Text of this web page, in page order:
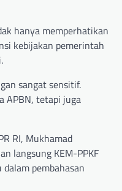
hanya memperhatikan
kebijakan pemerintah
sangat sensitif.
APBN, tetapi juga
RI, Mukhamad
langsung KEM-PPKF
pembahasan